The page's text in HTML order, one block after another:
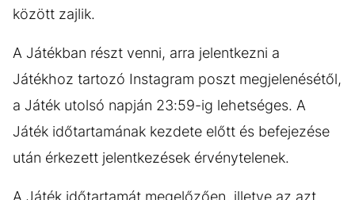
között zajlik.
A Játékban részt venni, arra jelentkezni a
Játékhoz tartozó Instagram poszt megjelenésétől,
a Játék utolsó napján 23:59-ig lehetséges. A
Játék időtartamának kezdete előtt és befejezése
után érkezett jelentkezések érvénytelenek.
A Játék időtartamát megelőzően, illetve az azt